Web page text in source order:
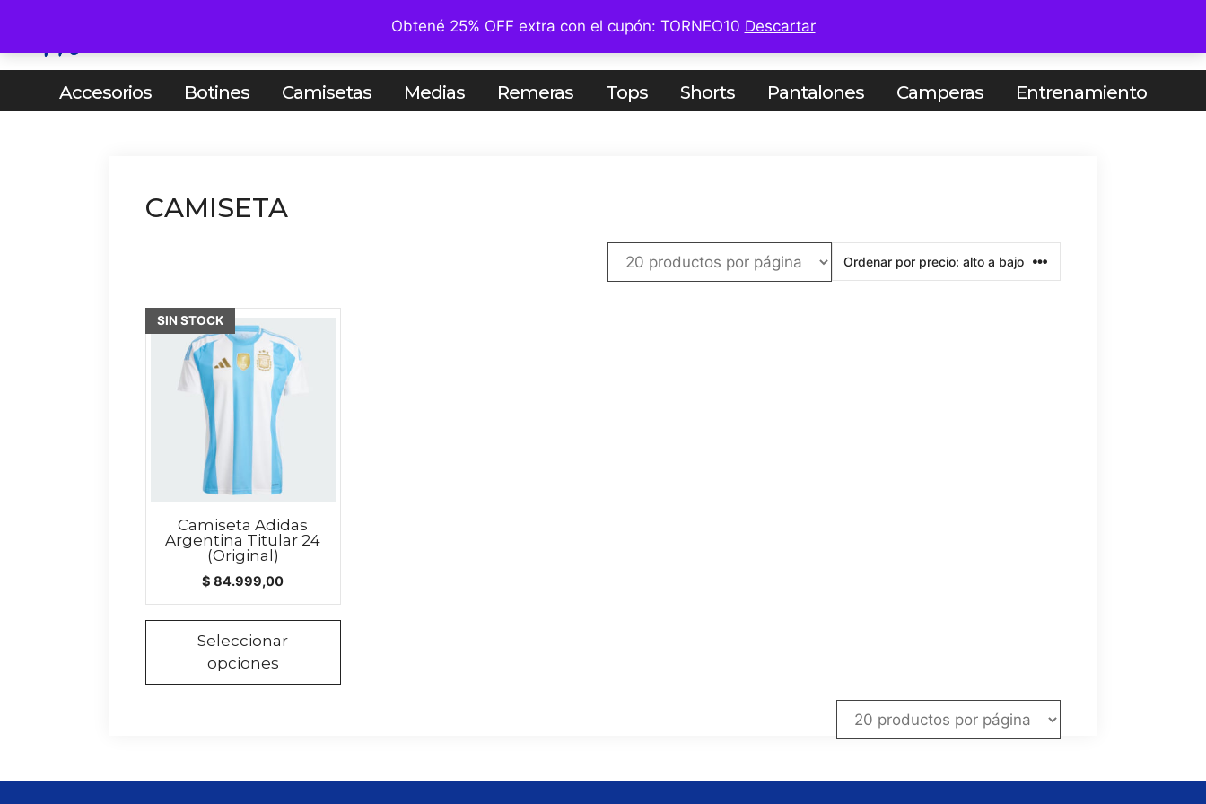
Obtené 25% OFF extra con el cupón: TORNEO10 Descartar
contenido
HOMBRES MUJERES COMBOS+10
Accesorios Botines Camisetas Medias Remeras Tops Shorts Pantalones Camperas Entrenamiento
CAMISETA
SIN STOCK
Camiseta Adidas
Argentina Titular 24
(Original)
$ 84.999,00
Seleccionar
opciones
Este
producto
múltiples
variantes.
opciones
elegir
de
producto